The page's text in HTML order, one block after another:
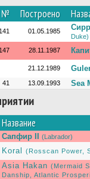
№ Построено
141 01.05.1985
Duke)
147 28.11.1987
21.12.1989
41 13.09.1993 Sea
Название
Сапфир II
(Labrador)
Koral (Rosscan Power,
Asia Hakan (Mermaid
Danship, Atlantic